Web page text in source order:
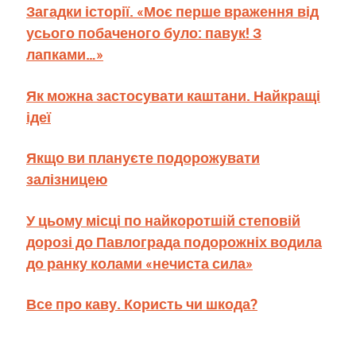
Загадки історії. «Моє перше враження від
усього побаченого було: павук! З
лапками…»
Як можна застосувати каштани. Найкращі
ідеї
Якщо ви плануєте подорожувати
залізницею
У цьому місці по найкоротшій степовій
дорозі до Павлограда подорожніх водила
до ранку колами «нечиста сила»
Все про каву. Користь чи шкода?